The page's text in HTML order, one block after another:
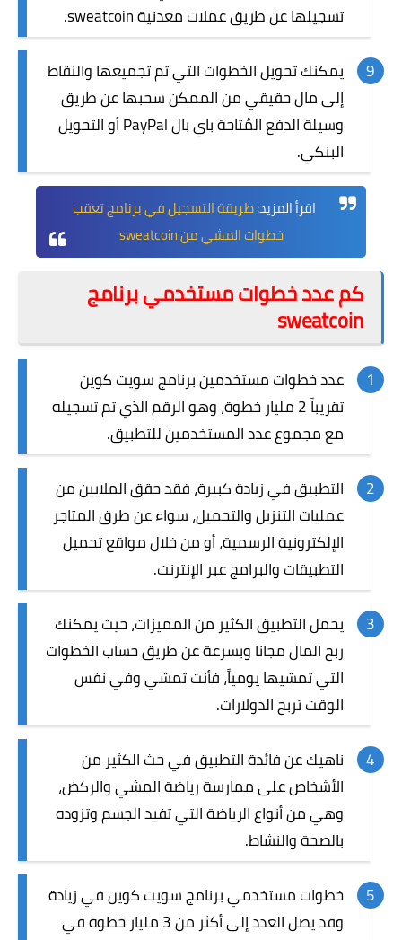
تسجيلها عن طريق عملات معدنية sweatcoin.
يمكنك تحويل الخطوات التي تم تجميعها والنقاط
إلى مال حقيقي من الممكن سحبها عن طريق
وسيلة الدفع المُتاحة باي بال PayPal أو التحويل
البنكي.
اقرأ المزيد:طريقة التسجيل في برنامج تعقب
خطوات المشي من sweatcoin
كم عدد خطوات مستخدمي برنامج
sweatcoin
عدد خطوات مستخدمين برنامج سويت كوين
تقريباً 2 مليار خطوة، وهو الرقم الذي تم تسجيله
مع مجموع عدد المستخدمين للتطبيق.
التطبيق في زيادة كبيرة، فقد حقق الملايين من
عمليات التنزيل والتحميل، سواء عن طرق المتاجر
الإلكترونية الرسمية، أو من خلال مواقع تحميل
التطبيقات والبرامج عبر الإنترنت.
يحمل التطبيق الكثير من المميزات، حيث يمكنك
ربح المال مجانا وبسرعة عن طريق حساب الخطوات
التي تمشيها يومياً، فأنت تمشي وفي نفس
الوقت تربح الدولارات.
ناهيك عن فائدة التطبيق في حث الكثير من
الأشخاص على ممارسة رياضة المشي والركض،
وهي من أنواع الرياضة التي تفيد الجسم وتزوده
بالصحة والنشاط.
خطوات مستخدمي برنامج سويت كوين في زيادة
وقد يصل العدد إلى أكثر من 3 مليار خطوة في